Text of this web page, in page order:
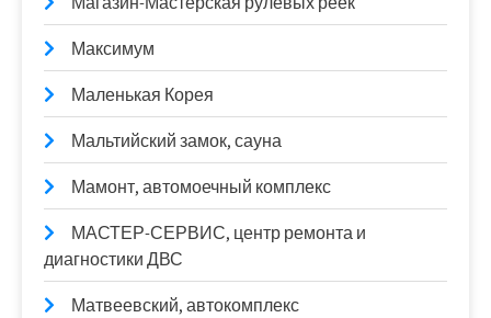
Максимум
Маленькая Корея
Мальтийский замок, сауна
Мамонт, автомоечный комплекс
МАСТЕР-СЕРВИС, центр ремонта и
диагностики ДВС
Матвеевский, автокомплекс